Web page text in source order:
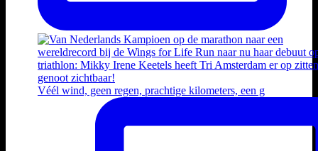
Véél wind, geen regen, prachtige kilometers, een g